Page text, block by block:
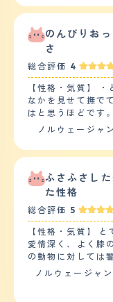
いと察すると静か
ことはない。同居
つを横取りされて
ヶ月の赤ちゃんが
している。 【落ち着き】 同居の他の猫と遊ぶ時以外は、
基本のんびりと過
次に一度あるかど
はする。ただ臆病
音に驚いて飛び上がったりは
えて数日の間は環
に落ち着いた。運
く他の猫と追いか
リングに傷もつく。 【お手入れ】 毛質はふんわり
て、毛量が多く密
けても、夕方には
りさせてくれる子
付着がないか確認
ている。春と秋に
トもしていて短毛
等を軽減させてい
混合ワクチンの接
のんびりお
さ
総合評価 4
【性格・気質】
なかを見せて撫で
はと思うほどです
お留守番の後はい
す。 ・猫なので
家に迎えた初日か
鳴くことは騒音な
ん。 唯一、壁での
が、お気に入りの
こでしてくれるようにお
も温厚なので、子
思います。 ただ
は特に）抜け毛が
過剰に吸い込んで
なってしまわない
ノルウェージャ
ふさふさし
た性格
総合評価 5
【性格・気質】
愛情深く、よく膝
の動物に対しては
に見知らぬ人や犬
日常的な訓練やし
ノルウェージャ